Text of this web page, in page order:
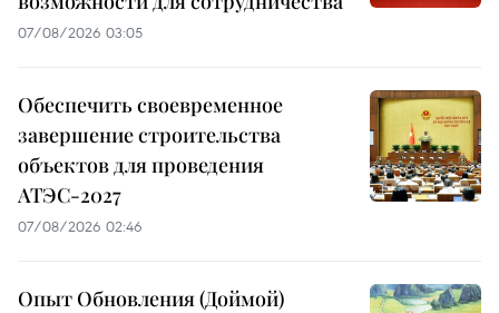
07/08/2026 03:05
Обеспечить своевременное
завершение строительства
объектов для проведения
АТЭС-2027
07/08/2026 02:46
Опыт Обновления (Доймой)